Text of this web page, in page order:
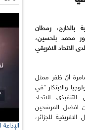
بالخارج، رمطان
محمد بلحسين،
الاتحاد الافريقي
أنّ ظفر ممثل
والابتكار "في
للاتحاد
افضل المرشحين
للجزائر،